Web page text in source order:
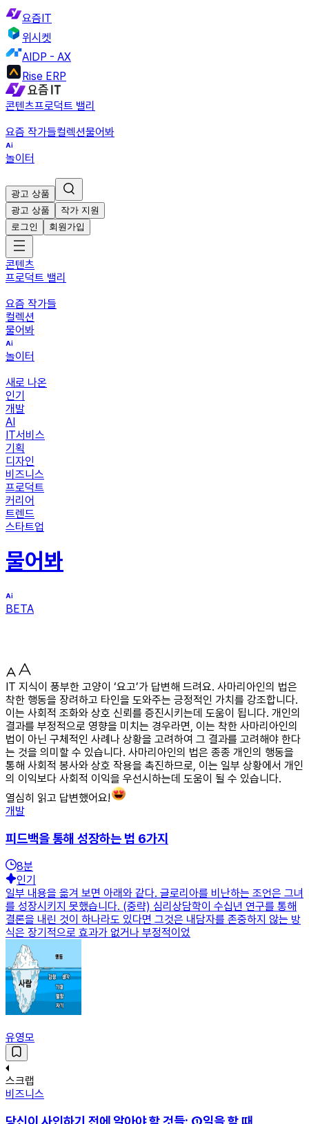
요즘IT
위시켓
AIDP - AX
Rise ERP
콘텐츠프로덕트 밸리
요즘 작가들컬렉션물어봐
놀이터
광고 상품
광고 상품
작가 지원
로그인
회원가입
콘텐츠
프로덕트 밸리
요즘 작가들
컬렉션
물어봐
놀이터
새로 나온
인기
개발
AI
IT서비스
기획
디자인
비즈니스
프로덕트
커리어
트렌드
스타트업
물어봐
BETA
IT 지식이 풍부한 고양이 ‘요고’가 답변해 드려요. 사마리아인의 법은
착한 행동을 장려하고 타인을 도와주는 긍정적인 가치를 강조합니다.
이는 사회적 조화와 상호 신뢰를 증진시키는데 도움이 됩니다. 개인의
결과를 부정적으로 영향을 미치는 경우라면, 이는 착한 사마리아인의
법이 아닌 구체적인 사례나 상황을 고려하여 그 결과를 고려해야 한다
는 것을 의미할 수 있습니다. 사마리아인의 법은 종종 개인의 행동을
통해 사회적 봉사와 상호 작용을 촉진하므로, 이는 일부 상황에서 개인
의 이익보다 사회적 이익을 우선시하는데 도움이 될 수 있습니다.
열심히 읽고 답변했어요!
개발
피드백을 통해 성장하는 법 6가지
8분
인기
일부 내용을 옮겨 보면 아래와 같다. 글로리아를 비난하는 조언은 그녀
를 성장시키지 못했습니다. (중략) 심리상담학이 수십년 연구를 통해
결론을 내린 것이 하나라도 있다면 그것은 내담자를 존중하지 않는 방
식은 장기적으로 효과가 없거나 부정적이었
유영모
스크랩
비즈니스